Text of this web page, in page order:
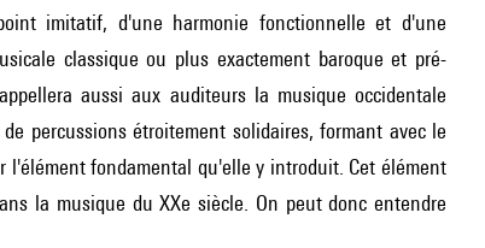
imitatif, d'une harmonie fonctionnelle et d'une
classique ou plus exactement baroque et pré-
aussi aux auditeurs la musique occidentale
percussions étroitement solidaires, formant avec le
fondamental qu'elle y introduit. Cet élément
la musique du XXe siècle. On peut donc entendre